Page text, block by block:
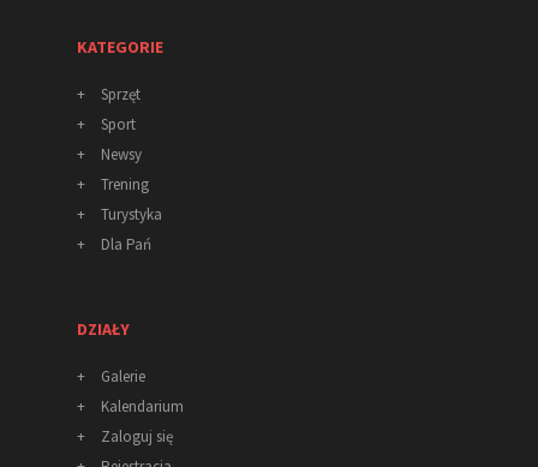
KATEGORIE
+
Sprzęt
+
Sport
+
Newsy
+
Trening
+
Turystyka
+
Dla Pań
DZIAŁY
+
Galerie
+
Kalendarium
+
Zaloguj się